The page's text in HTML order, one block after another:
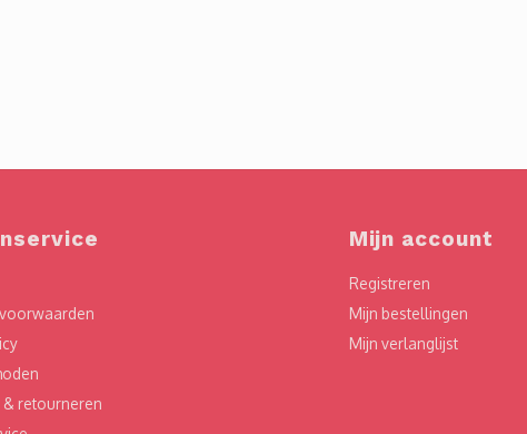
& retourneren
Mijn account
Registreren
Mijn bestellingen
Mijn verlanglijst